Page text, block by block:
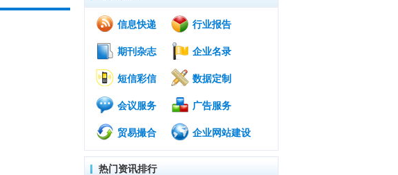
信息快递 行业报告
期刊杂志 企业名录
短信彩信 数据定制
会议服务 广告服务
贸易撮合 企业网站建设
热门资讯排行